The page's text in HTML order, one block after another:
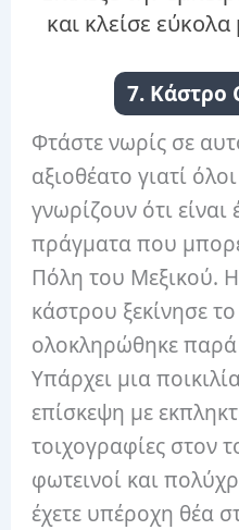
και κλείσε
7. Κάστρο
Φτάστε νωρίς σε
αξιοθέατο γιατί
γνωρίζουν ότι
πράγματα που
Πόλη του Μεξικού.
κάστρου ξεκίνησε
ολοκληρώθηκε
Υπάρχει μια
επίσκεψη με
τοιχογραφίες στον
φωτεινοί και
έχετε υπέροχη θέα